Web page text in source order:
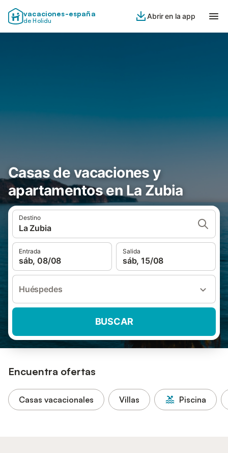
vacaciones-españa
de Holidu
Abrir en la app
Casas de vacaciones y
apartamentos en La Zubia
Destino
La Zubia
Entrada
sáb, 08/08
Salida
sáb, 15/08
Huéspedes
BUSCAR
Encuentra ofertas
Casas vacacionales Villas Piscina